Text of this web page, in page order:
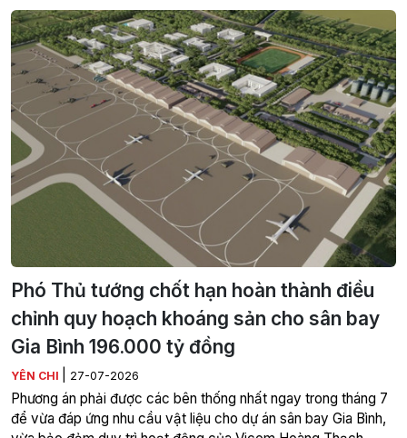
Phó Thủ tướng chốt hạn hoàn thành điều
chỉnh quy hoạch khoáng sản cho sân bay
Gia Bình 196.000 tỷ đồng
YÊN CHI 27-07-2026
Phương án phải được các bên thống nhất ngay trong tháng 7
để vừa đáp ứng nhu cầu vật liệu cho dự án sân bay Gia Bình,